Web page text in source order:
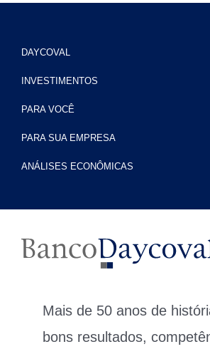
DAYCOVAL
INVESTIMENTOS
PARA VOCÊ
PARA SUA EMPRESA
ANÁLISES ECONÔMICAS
Mais de 50 anos de
bons resultados,